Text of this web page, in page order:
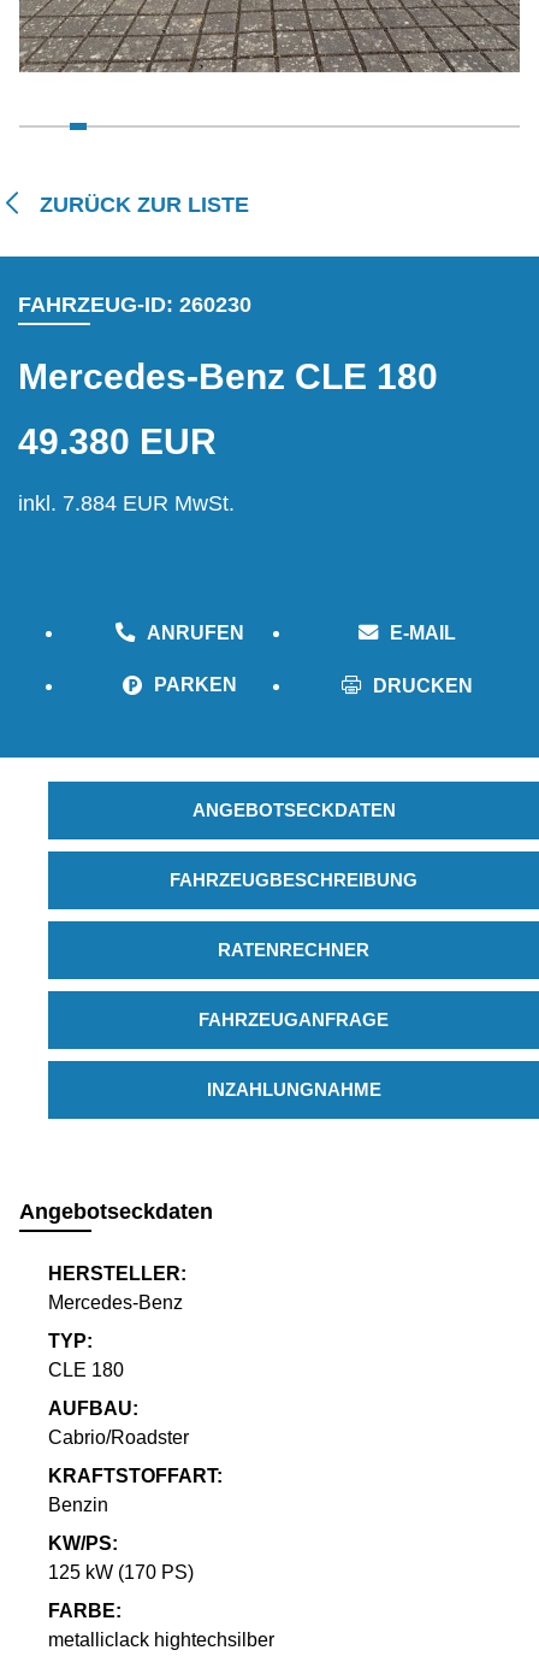
ZURÜCK ZUR LISTE
FAHRZEUG-ID: 260230
Mercedes-Benz CLE 180
49.380 EUR
inkl. 7.884 EUR MwSt.
ANRUFEN E-MAIL
PARKEN DRUCKEN
ANGEBOTSECKDATEN
FAHRZEUGBESCHREIBUNG
RATENRECHNER
FAHRZEUGANFRAGE
INZAHLUNGNAHME
Angebotseckdaten
HERSTELLER:
Mercedes-Benz
TYP:
CLE 180
AUFBAU:
Cabrio/Roadster
KRAFTSTOFFART:
Benzin
KW/PS:
125 kW (170 PS)
FARBE:
metalliclack hightechsilber